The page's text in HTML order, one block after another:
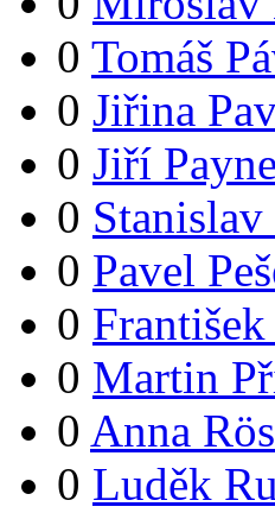
0 Tomáš
0 Jiřina
0 Jiří Payne
0
0 Pavel
0
0 Martin
0 Anna
0 Luděk